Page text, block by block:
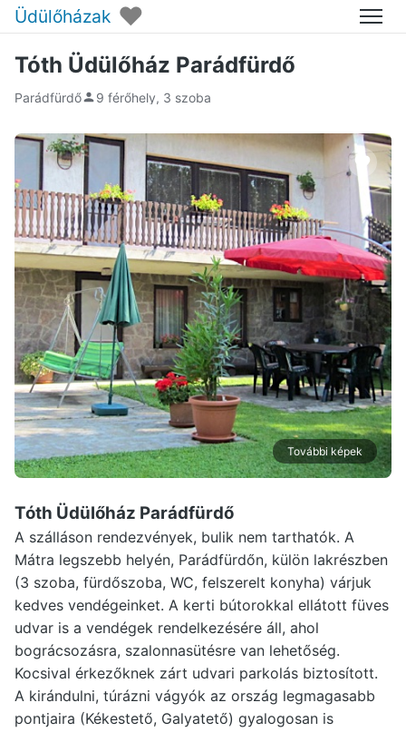
Üdülőházak ♥ Menü
Tóth Üdülőház Parádfürdő
Parádfürdő 9 férőhely, 3 szoba
További képek
Tóth Üdülőház Parádfürdő
A szálláson rendezvények, bulik nem tarthatók. A
Mátra legszebb helyén, Parádfürdőn, külön lakrészben
(3 szoba, fürdőszoba, WC, felszerelt konyha) várjuk
kedves vendégeinket. A kerti bútorokkal ellátott füves
udvar is a vendégek rendelkezésére áll, ahol
bográcsozásra, szalonnasütésre van lehetőség.
Kocsival érkezőknek zárt udvari parkolás biztosított.
A kirándulni, túrázni vágyók az ország legmagasabb
pontjaira (Kékestető, Galyatető) gyalogosan is